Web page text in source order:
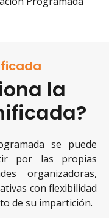
la
se puede
por las propias
organizadoras,
con flexibilidad
de su impartición.